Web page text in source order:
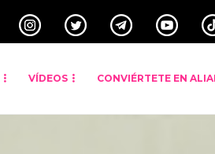
VÍDEOS CONVIÉRTETE EN